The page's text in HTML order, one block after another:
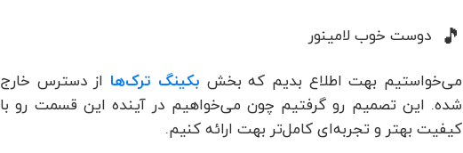
🎵 دوست خوب لامینور
می‌خواستیم بهت اطلاع بدیم که بخش بکینگ ترک‌ها از دسترس خارج
شده. این تصمیم رو گرفتیم چون می‌خواهیم در آینده این قسمت رو با
کیفیت بهتر و تجربه‌ای کامل‌تر بهت ارائه کنیم.